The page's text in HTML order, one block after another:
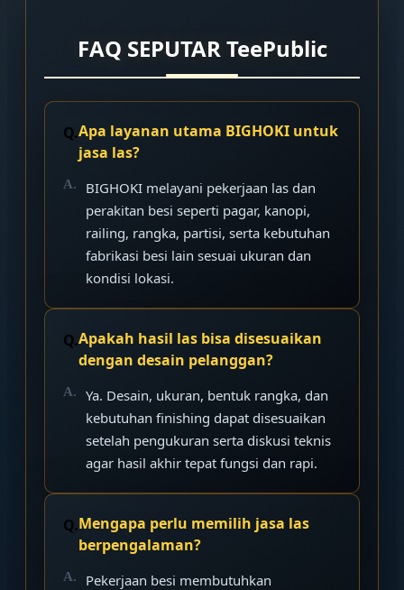
FAQ SEPUTAR TeePublic
Apa layanan utama BIGHOKI untuk
jasa las?
BIGHOKI melayani pekerjaan las dan
perakitan besi seperti pagar, kanopi,
railing, rangka, partisi, serta kebutuhan
fabrikasi besi lain sesuai ukuran dan
kondisi lokasi.
Apakah hasil las bisa disesuaikan
dengan desain pelanggan?
Ya. Desain, ukuran, bentuk rangka, dan
kebutuhan finishing dapat disesuaikan
setelah pengukuran serta diskusi teknis
agar hasil akhir tepat fungsi dan rapi.
Mengapa perlu memilih jasa las
berpengalaman?
Pekerjaan besi membutuhkan